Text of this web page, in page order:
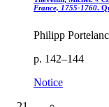
France, 1755-1760.
Philipp
p. 142–144
Notice